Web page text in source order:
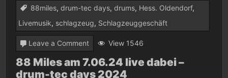
88miles, drum-tec days, drums, Hess. Oldendorf,
Livemusik, schlagzeug, Schlagzeuggeschäft
Leave a Commenton
88
Miles
View 1546
88 Miles am 7.06.24 live dabei –
drum-tec days 2024